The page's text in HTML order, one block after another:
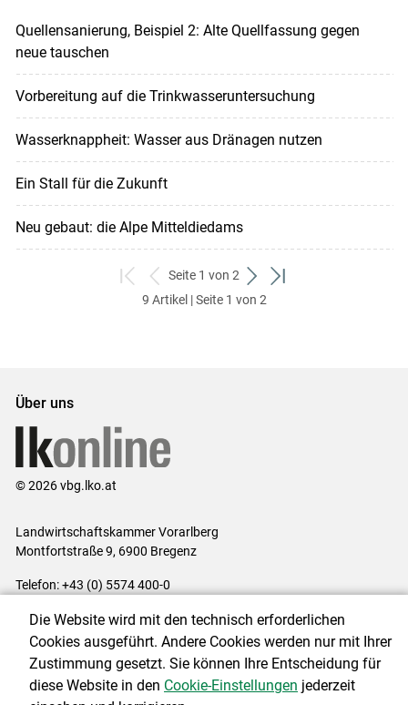
Quellensanierung, Beispiel 2: Alte Quellfassung gegen
neue tauschen
Vorbereitung auf die Trinkwasseruntersuchung
Wasserknappheit: Wasser aus Dränagen nutzen
Ein Stall für die Zukunft
Neu gebaut: die Alpe Mitteldiedams
zum
ersten
zurück
zum
Seite 1 von 2
weiter
zum
zum
9 Artikel | Seite 1 von 2
Über uns
© 2026 vbg.lko.at
Landwirtschaftskammer Vorarlberg
Montfortstraße 9, 6900 Bregenz
Telefon: +43 (0) 5574 400-0
Impressum|Kontakt|Datenschutzerklärung|Barrierefreiheit|
Cookie-Einstellungen
Die Website wird mit den technisch erforderlichen
Cookies ausgeführt. Andere Cookies werden nur mit Ihrer
Zustimmung gesetzt. Sie können Ihre Entscheidung für
diese Website in den Cookie-Einstellungen jederzeit